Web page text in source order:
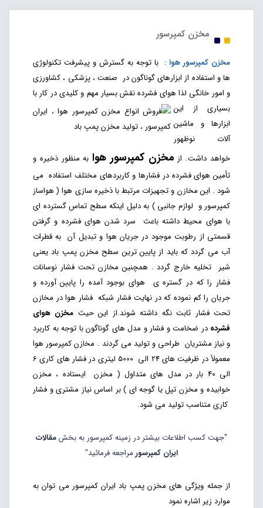
مخزن کمپرسور
مخزن کمپرسور هوا : با توجه به گسترش و پیشرفت تکنولوژی
ها و استفاده از ابزارهای گوناگون در صنعت ، پزشکی ، کشاورزی
و امور خانگی لذا هوای فشرده نقش بسیار مهم و کلیدی در کار با
بسیاری از این
ابزارها و ماشین
آلات نوظهور
خواهد داشت. از مخزن کمپرسور هوابه منظور ذخیره و
تأمین هوای فشرده در فشارها و کاربردهای مختلف استفاده می
شود . این مخازن و تجهیزات مرتبط با ذخیره سازی هوا ( هواساز
کمپرسور و لوازم جانبی ) به دلیل اینکه سطح تماس گسترده ای
با هوای محیط داشته باعث سرد شدن هوای فشرده و گرفتن
قسمتی از رطوبت موجود در جریان هوا و تبدیل آن به قطرات
آب می گردد که باید از پایین ترین سطح مخزن پمپ باد یعنی
شیر تخلیه خارج گردد . همچنین مخازن تحت فشار نوسانات
فشار را که در گستره ی هوای بوجود آمده را پایین آورده و
جریان را کم نموده که در نهایت فشار شبکه فشار هوا در مخازن
تحت فشار ثابت نگه داشته شوند.از این حیث مخزن هوای
فشرده در ضخامت و فشار و مدل های گوناگون با توجه به کاربرد
و نیاز مشتریان طراحی و تولید می گردند . مخازن کمپرسور هوا
معمولاً در ظرفیت های 24 الی 5000 لیتری در فشار های کاری 6
الی 40 بار در مدل های متداول ( مخزن ایستاده ، مخزن
خوابیده و مخزن تپل یا گوجه ای ) بر اساس نیاز مشتری و فشار
کاری متناسب تولید می شود.
"جهت کسب اطلاعات بیشتر در زمینه کمپرسور به بخشمقالات
ایران کمپرسور مراجعه فرمائید"
از جمله ویژگی های مخزن پمپ باد ایران کمپرسور می توان به
موارد زیر اشاره نمود